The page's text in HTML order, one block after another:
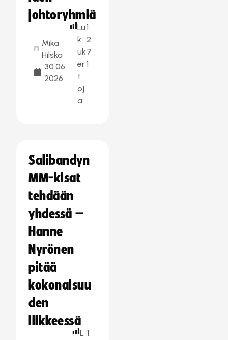
johtoryhmiä
Mika
Hilska
30.06.
2026
Lu
k
uk
er
t
oj
a:
1
2
7
1
Salibandyn
MM-kisat
tehdään
yhdessä –
Hanne
Nyrönen
pitää
kokonaisuu
den
liikkeessä
L 1